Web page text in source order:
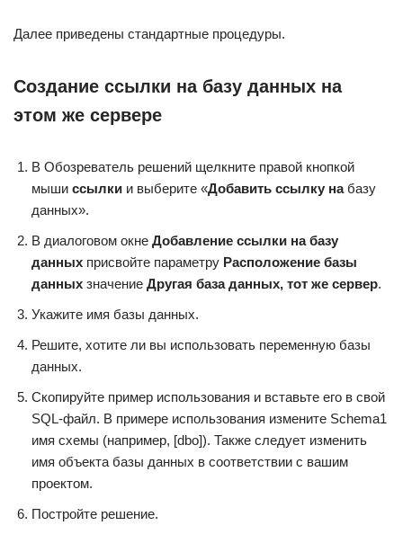
Далее приведены стандартные процедуры.
Создание ссылки на базу данных на
этом же сервере
В Обозреватель решений щелкните правой кнопкой
мыши ссылки и выберите «Добавить ссылку набазу
данных».
В диалоговом окне Добавление ссылки на базу
данных присвойте параметру Расположение базы
данных значение Другая база данных, тот же сервер.
Укажите имя базы данных.
Решите, хотите ли вы использовать переменную базы
данных.
Скопируйте пример использования и вставьте его в свой
SQL-файл. В примере использования измените Schema1
имя схемы (например, [dbo]). Также следует изменить
имя объекта базы данных в соответствии с вашим
проектом.
Постройте решение.